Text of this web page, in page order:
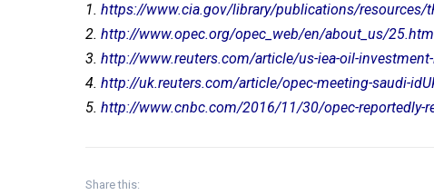
1. https://www.cia.gov/library/publications/
2. http://www.opec.org/opec_web/en/about_us/25.htm
3. http://www.reuters.com/article/us-iea-oil-
4. http://uk.reuters.com/article/opec-meeting-saudi-
5. http://www.cnbc.com/2016/11/30/opec-reportedly-
Share this: